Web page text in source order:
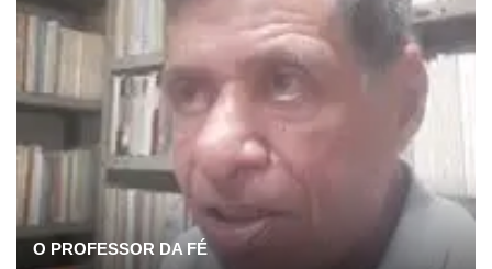
O PROFESSOR DA FÉ